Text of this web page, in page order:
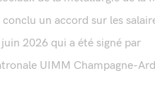
un accord sur les
2026 qui a été signé par
UIMM Champagne-